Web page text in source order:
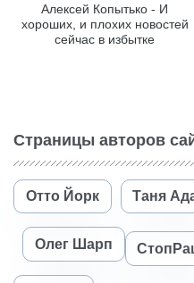
Алексей Копытько - И
хороших, и плохих новостей
сейчас в избытке
Страницы авторов
Отто Йорк Таня
Олег Шарп